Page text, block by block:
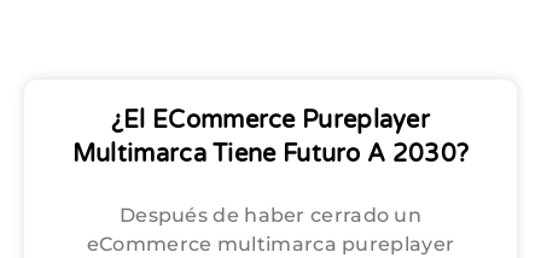
¿El ECommerce Pureplayer
Multimarca Tiene Futuro A 2030?
Después de haber cerrado un
eCommerce multimarca pureplayer